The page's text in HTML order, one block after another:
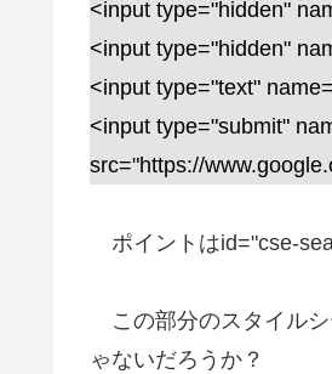
<input type="hidden"
<input type="hidden"
<input type="text"
<input type="submit"
src="https://
ポイントはid="cse-
この部分のスタイルシ
ゃないだろうか？